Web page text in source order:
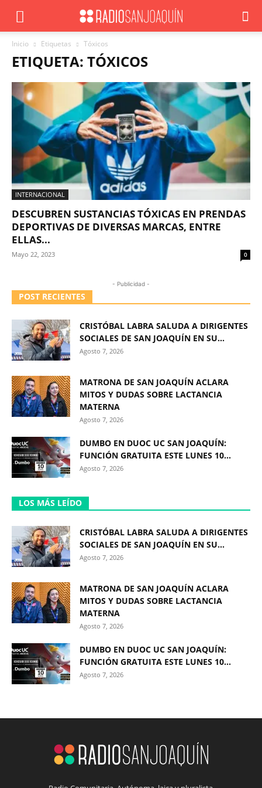
Inicio Etiquetas Tóxicos
ETIQUETA: TÓXICOS
INTERNACIONAL
DESCUBREN SUSTANCIAS TÓXICAS EN PRENDAS
DEPORTIVAS DE DIVERSAS MARCAS, ENTRE
ELLAS...
Mayo 22, 2023 0
- Publicidad -
POST RECIENTES
CRISTÓBAL LABRA SALUDA A DIRIGENTES
SOCIALES DE SAN JOAQUÍN EN SU...
Agosto 7, 2026
MATRONA DE SAN JOAQUÍN ACLARA
MITOS Y DUDAS SOBRE LACTANCIA
MATERNA
Agosto 7, 2026
DUMBO EN DUOC UC SAN JOAQUÍN:
FUNCIÓN GRATUITA ESTE LUNES 10...
Agosto 7, 2026
LOS MÁS LEÍDO
CRISTÓBAL LABRA SALUDA A DIRIGENTES
SOCIALES DE SAN JOAQUÍN EN SU...
Agosto 7, 2026
MATRONA DE SAN JOAQUÍN ACLARA
MITOS Y DUDAS SOBRE LACTANCIA
MATERNA
Agosto 7, 2026
DUMBO EN DUOC UC SAN JOAQUÍN:
FUNCIÓN GRATUITA ESTE LUNES 10...
Agosto 7, 2026